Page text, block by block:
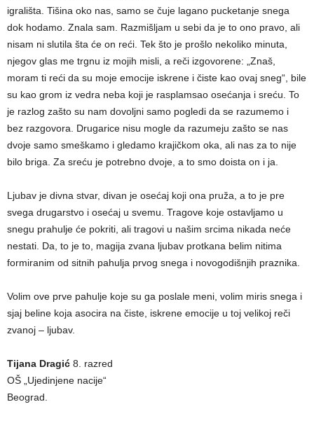
igrališta. Tišina oko nas, samo se čuje lagano pucketanje snega
dok hodamo. Znala sam. Razmišlјam u sebi da je to ono pravo, ali
nisam ni slutila šta će on reći. Tek što je prošlo nekoliko minuta,
njegov glas me trgnu iz mojih misli, a reči izgovorene: „Znaš,
moram ti reći da su moje emocije iskrene i čiste kao ovaj sneg“, bile
su kao grom iz vedra neba koji je rasplamsao osećanja i sreću. To
je razlog zašto su nam dovolјni samo pogledi da se razumemo i
bez razgovora. Drugarice nisu mogle da razumeju zašto se nas
dvoje samo smeškamo i gledamo krajičkom oka, ali nas za to nije
bilo briga. Za sreću je potrebno dvoje, a to smo doista on i ja.
Ljubav je divna stvar, divan je osećaj koji ona pruža, a to je pre
svega drugarstvo i osećaj u svemu. Tragove koje ostavlјamo u
snegu prahulјe će pokriti, ali tragovi u našim srcima nikada neće
nestati. Da, to je to, magija zvana lјubav protkana belim nitima
formiranim od sitnih pahulјa prvog snega i novogodišnjih praznika.
Volim ove prve pahulјe koje su ga poslale meni, volim miris snega i
sjaj beline koja asocira na čiste, iskrene emocije u toj velikoj reči
zvanoj – lјubav.
Tijana Dragić 8. razred
OŠ „Ujedinjene nacije“
Beograd.